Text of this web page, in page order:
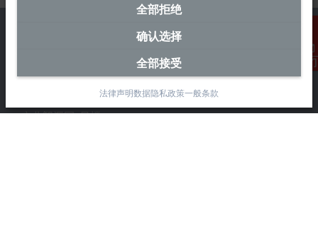
联系我们
中国区总部
毕孚自动化设备贸易(上海)有限公司
市北智汇园4号楼
全部拒绝
确认选择
全部接受
法律声明数据隐私政策一般条款